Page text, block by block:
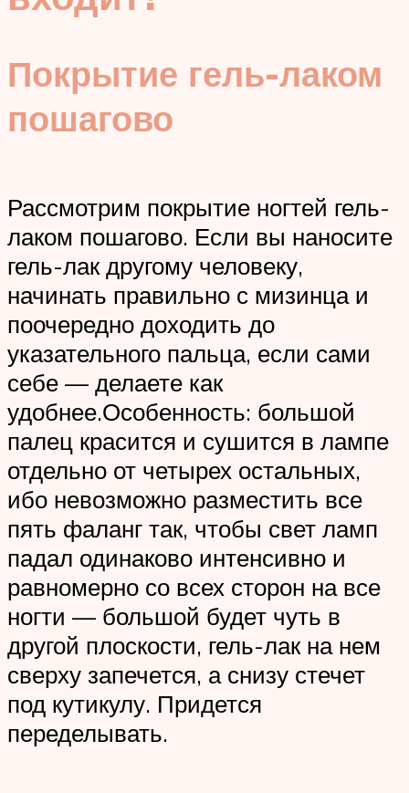
Покрытие гель-лаком
пошагово
Рассмотрим покрытие ногтей гель-
лаком пошагово. Если вы наносите
гель-лак другому человеку,
начинать правильно с мизинца и
поочередно доходить до
указательного пальца, если сами
себе — делаете как
удобнее.Особенность: большой
палец красится и сушится в лампе
отдельно от четырех остальных,
ибо невозможно разместить все
пять фаланг так, чтобы свет ламп
падал одинаково интенсивно и
равномерно со всех сторон на все
ногти — большой будет чуть в
другой плоскости, гель-лак на нем
сверху запечется, а снизу стечет
под кутикулу. Придется
переделывать.